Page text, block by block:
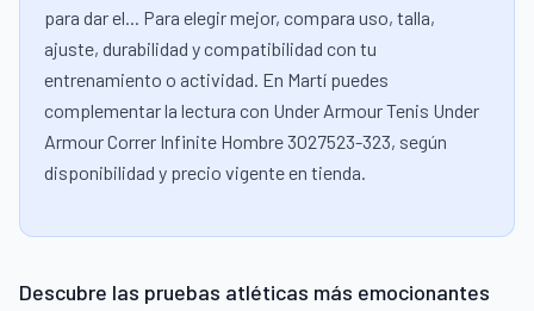
para dar el... Para elegir mejor, compara uso, talla,
ajuste, durabilidad y compatibilidad con tu
entrenamiento o actividad. En Martí puedes
complementar la lectura con Under Armour Tenis Under
Armour Correr Infinite Hombre 3027523-323, según
disponibilidad y precio vigente en tienda.
Descubre las pruebas atléticas más emocionantes